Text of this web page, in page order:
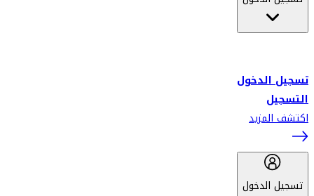
تسجيل الدخول
التسجيل
اكتشف المزيد
تسجيل الدخول